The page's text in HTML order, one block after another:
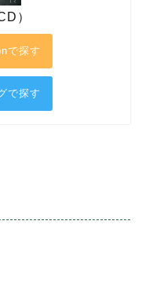
）
で探す
で探す